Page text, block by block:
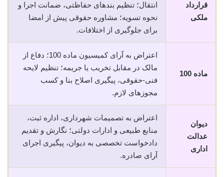
قرارداد
ملکی
انتقال؛ تنظیم بندهای حفاظتی، ضمانت اجرا و
نحوه تسویه؛ مشاوره حقوقی پیش از امضا
برای جلوگیری از اختلافات.
ماده 100
اعتراض به آرای کمیسیون ماده 100؛ دفاع از
مالک در مقابل تخریب یا جریمه؛ تنظیم لایحه
فنی-حقوقی، پیگیری اصلاح بنا و کسب
مجوزهای لازم.
دیوان
عدالت
اداری
اعتراض به تصمیمات شهرداری، اداره ثبت،
منابع طبیعی و ادارات دولتی؛ نگارش و تقدیم
دادخواست تخصصی به دیوان، پیگیری اجرای
آرای صادره.